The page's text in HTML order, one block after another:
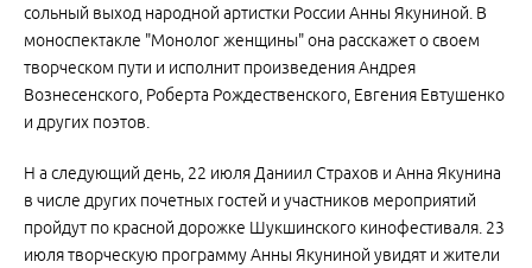
сольный выход народной артистки России Анны Якуниной. В
моноспектакле "Монолог женщины" она расскажет о своем
творческом пути и исполнит произведения Андрея
Вознесенского, Роберта Рождественского, Евгения Евтушенко
и других поэтов.
Н а следующий день, 22 июля Даниил Страхов и Анна Якунина
в числе других почетных гостей и участников мероприятий
пройдут по красной дорожке Шукшинского кинофестиваля. 23
июля творческую программу Анны Якуниной увидят и жители